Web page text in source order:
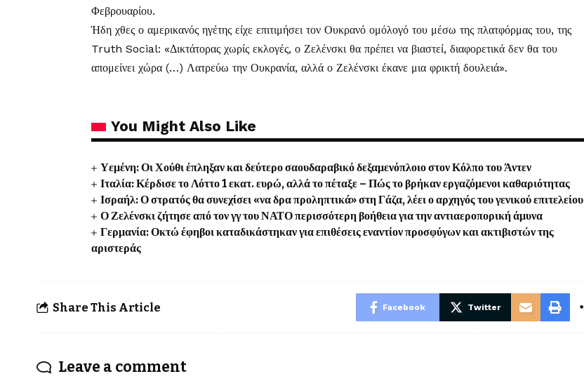
Φεβρουαρίου.
Ήδη χθες ο αμερικανός ηγέτης είχε επιτιμήσει τον Ουκρανό ομόλογό του μέσω της πλατφόρμας του, της
Truth Social: «Δικτάτορας χωρίς εκλογές, ο Ζελένσκι θα πρέπει να βιαστεί, διαφορετικά δεν θα του
απομείνει χώρα (…) Λατρεύω την Ουκρανία, αλλά ο Ζελένσκι έκανε μια φρικτή δουλειά».
You Might Also Like
Υεμένη: Οι Χούθι έπληξαν και δεύτερο σαουδαραβικό δεξαμενόπλοιο στον Κόλπο του Άντεν
Ιταλία: Κέρδισε το Λόττο 1 εκατ. ευρώ, αλλά το πέταξε – Πώς το βρήκαν εργαζόμενοι καθαριότητας
Ισραήλ: Ο στρατός θα συνεχίσει «να δρα προληπτικά» στη Γάζα, λέει ο αρχηγός του γενικού επιτελείου
Ο Ζελένσκι ζήτησε από τον γγ του ΝΑΤΟ περισσότερη βοήθεια για την αντιαεροπορική άμυνα
Γερμανία: Οκτώ έφηβοι καταδικάστηκαν για επιθέσεις εναντίον προσφύγων και ακτιβιστών της
αριστεράς
Share This Article Facebook Twitter
Leave a comment